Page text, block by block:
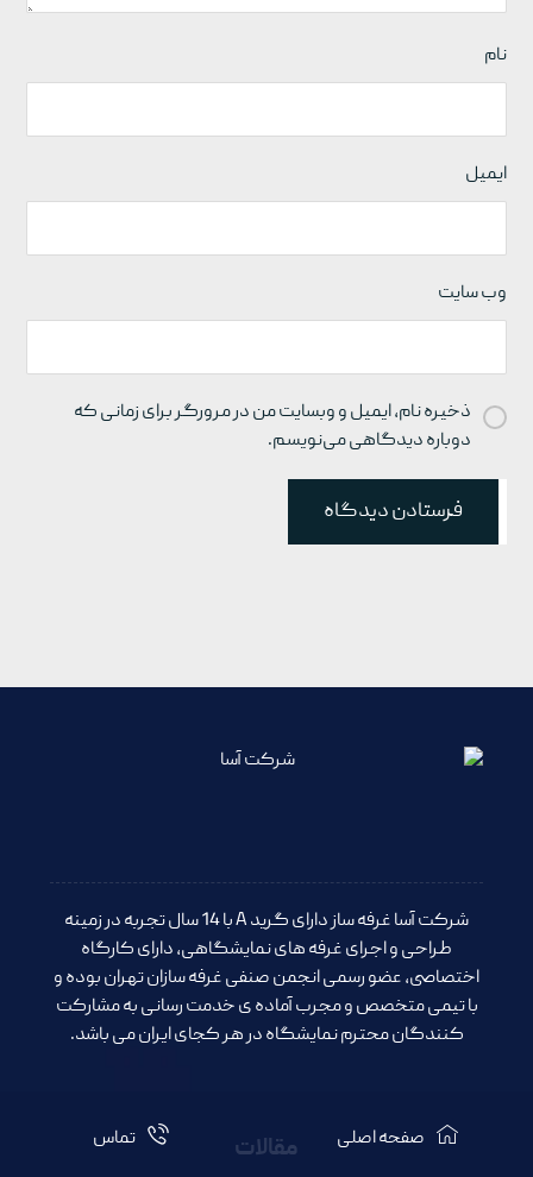
نام
ایمیل
وب‌ سایت
ذخیره نام، ایمیل و وبسایت من در مرورگر برای زمانی که
دوباره دیدگاهی می‌نویسم.
شرکت آسا غرفه ساز دارای گرید A با 14 سال تجربه در زمینه
طراحی و اجرای غرفه های نمایشگاهی، دارای کارگاه
اختصاصی، عضو رسمی انجمن صنفی غرفه سازان تهران بوده و
با تیمی متخصص و مجرب آماده ی خدمت رسانی به مشارکت
کنندگان محترم نمایشگاه در هر کجای ایران می باشد.
مقالات صفحه اصلی تماس